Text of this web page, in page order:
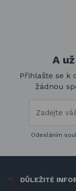
A
Přihlašte se k
žádnou
Odesláním
DŮLEŽITÉ